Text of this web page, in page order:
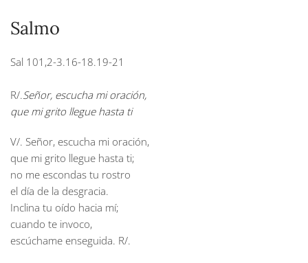
Salmo
Sal 101,2-3.16-18.19-21
R/.Señor, escucha mi oración,
que mi grito llegue hasta ti
V/. Señor, escucha mi oración,
que mi grito llegue hasta ti;
no me escondas tu rostro
el día de la desgracia.
Inclina tu oído hacia mí;
cuando te invoco,
escúchame enseguida. R/.